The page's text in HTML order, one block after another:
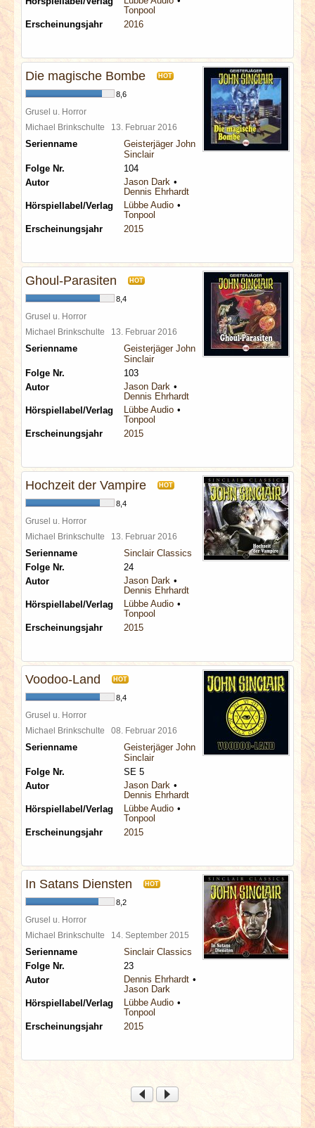
Tonpool
Erscheinungsjahr
2016
Die magische Bombe HOT
8,6
Grusel u. Horror
Michael Brinkschulte 13. Februar 2016
Serienname
Geisterjäger John
Sinclair
Folge Nr.
104
Autor
Jason Dark
Dennis Ehrhardt
Hörspiellabel/Verlag
Lübbe Audio
Tonpool
Erscheinungsjahr
2015
Ghoul-Parasiten HOT
8,4
Grusel u. Horror
Michael Brinkschulte 13. Februar 2016
Serienname
Geisterjäger John
Sinclair
Folge Nr.
103
Autor
Jason Dark
Dennis Ehrhardt
Hörspiellabel/Verlag
Lübbe Audio
Tonpool
Erscheinungsjahr
2015
Hochzeit der Vampire HOT
8,4
Grusel u. Horror
Michael Brinkschulte 13. Februar 2016
Serienname
Sinclair Classics
Folge Nr.
24
Autor
Jason Dark
Dennis Ehrhardt
Hörspiellabel/Verlag
Lübbe Audio
Tonpool
Erscheinungsjahr
2015
Voodoo-Land HOT
8,4
Grusel u. Horror
Michael Brinkschulte 08. Februar 2016
Serienname
Geisterjäger John
Sinclair
Folge Nr.
SE 5
Autor
Jason Dark
Dennis Ehrhardt
Hörspiellabel/Verlag
Lübbe Audio
Tonpool
Erscheinungsjahr
2015
In Satans Diensten HOT
8,2
Grusel u. Horror
Michael Brinkschulte 14. September 2015
Serienname
Sinclair Classics
Folge Nr.
23
Autor
Dennis Ehrhardt
Jason Dark
Hörspiellabel/Verlag
Lübbe Audio
Tonpool
Erscheinungsjahr
2015